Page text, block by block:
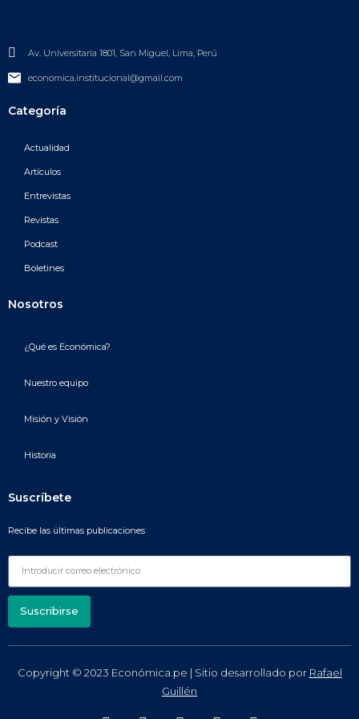
Av. Universitaria 1801, San Miguel, Lima, Perú
economica.institucional@gmail.com
Categoría
Actualidad
Artículos
Entrevistas
Revistas
Podcast
Boletines
Nosotros
¿Qué es Económica?
Nuestro equipo
Misión y Visión
Historia
Suscríbete
Recibe las últimas publicaciones
Suscribirse
Copyright © 2023 Económica.pe | Sitio desarrollado por Rafael
Guillén